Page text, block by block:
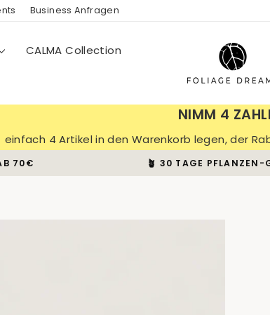
Business Anfragen
CALMA Collection
NIMM 4
einfach 4 Artikel in den Warenkorb legen, der
Pause
70€ 🪴 30 TAGE PFLANZEN-